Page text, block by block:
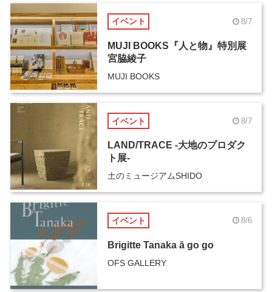
イベント 8/7
MUJI BOOKS『人と物』特別展
宮脇綾子
MUJI BOOKS
イベント 8/7
LAND/TRACE -大地のプロダク
ト展-
土のミュージアムSHIDO
イベント 8/6
Brigitte Tanaka ā go go
OFS GALLERY